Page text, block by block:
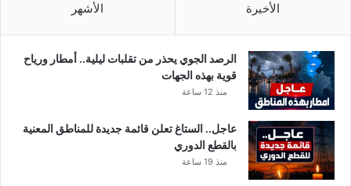
الأخيرة الأشهر
الرصد الجوي يحذر من تقلبات ليلية.. أمطار ورياح
قوية بهذه الجهات
منذ 12 ساعة
عاجل.. الستاغ تعلن قائمة جديدة للمناطق المعنية
بالقطع الدوري
منذ 19 ساعة